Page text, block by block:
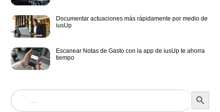
Documentar actuaciones más rápidamente por medio de
iusUp
Escanear Notas de Gasto con la app de iusUp te ahorra
tiempo
Buscar: BOTÓN DE